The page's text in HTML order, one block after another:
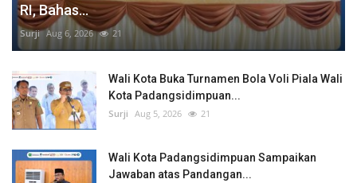
RI, Bahas...
Surji Aug 6, 2026 21
Wali Kota Buka Turnamen Bola Voli Piala Wali
Kota Padangsidimpuan...
Surji Aug 5, 2026 21
Wali Kota Padangsidimpuan Sampaikan
Jawaban atas Pandangan...